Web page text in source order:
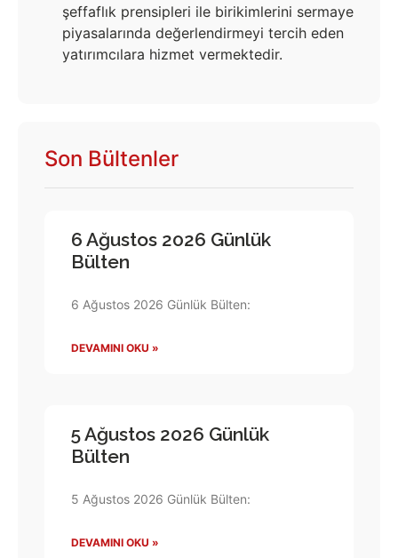
şeffaflık prensipleri ile birikimlerini sermaye
piyasalarında değerlendirmeyi tercih eden
yatırımcılara hizmet vermektedir.
Son Bültenler
6 Ağustos 2026 Günlük
Bülten
6 Ağustos 2026 Günlük Bülten:
DEVAMINI OKU »
5 Ağustos 2026 Günlük
Bülten
5 Ağustos 2026 Günlük Bülten:
DEVAMINI OKU »